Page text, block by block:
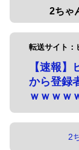
2ちゃ
転送サイト：
【速報
から登録
ｗｗｗｗ
2